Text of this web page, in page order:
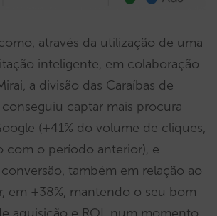
através da utilização de uma
inteligente, em colaboração
a divisão das Caraíbas de
conseguiu captar mais procura
(+41% do volume de cliques,
com o período anterior), e
também em relação ao
em +38%, mantendo o seu bom